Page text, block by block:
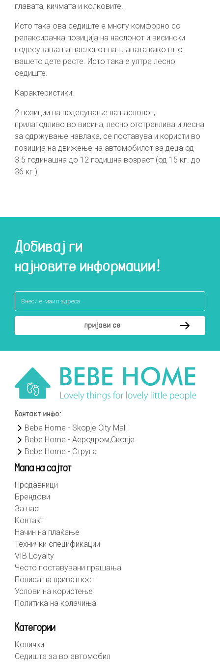
главата, кичмата и колковите.
Исто така ова седиште е многу комфорно со
релаксирачка позиција на наслонот и висински
подесувања на наслонот на главата како што
вашето дете расте. Исто така е ултра лесно
седиште.
Карактеристики:
2 позиции на подесување на наслонот,
прилагодливо во висина, лесно отстранлива и лесна
за одржување навлака, се поставува и користи во
позиција на движење на автомобилот за деца од
3.5 годинашна до 12 годишна возраст (од 15 кг. до
36 кг.).
Добивај ги
најновите информации!
Контакт инфо:
Bebe Home - Skopje City Mall
Bebe Home - Аеродром,Скопје
Bebe Home - Струга
Мапа на сајтот
Продавници
Брендови
За нас
Контакт
Начин на плаќање
Технички спецификации
VIB Loyalty
Често поставувани прашања
Полиса на приватност
Услови на користење
Политика на колачиња
Категории
Колички
Седишта за во автомобил